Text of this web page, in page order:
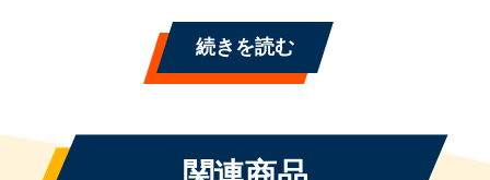
続きを読む